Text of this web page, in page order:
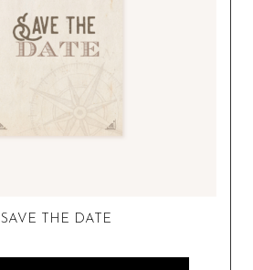
SAVE THE DATE